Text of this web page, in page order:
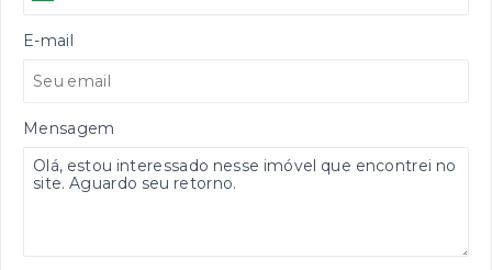
E-mail
Mensagem